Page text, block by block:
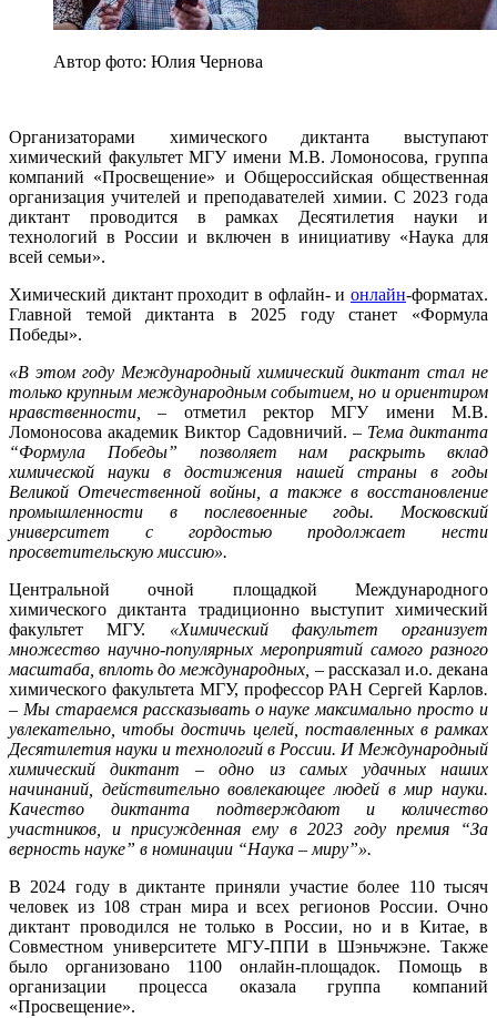
Автор фото: Юлия Чернова
Организаторами химического диктанта выступают
химический факультет МГУ имени М.В. Ломоносова, группа
компаний «Просвещение» и Общероссийская общественная
организация учителей и преподавателей химии. С 2023 года
диктант проводится в рамках Десятилетия науки и
технологий в России и включен в инициативу «Наука для
всей семьи».
Химический диктант проходит в офлайн- и онлайн-форматах.
Главной темой диктанта в 2025 году станет «Формула
Победы».
«В этом году Международный химический диктант стал не
только крупным международным событием, но и ориентиром
нравственности,
– отметил ректор МГУ имени М.В.
Ломоносова академик Виктор Садовничий. – Тема диктанта
“Формула Победы” позволяет нам раскрыть вклад
химической науки в достижения нашей страны в годы
Великой Отечественной войны, а также в восстановление
промышленности в послевоенные годы. Московский
университет с гордостью продолжает нести
просветительскую миссию».
Центральной очной площадкой Международного
химического диктанта традиционно выступит химический
факультет МГУ. «Химический факультет организует
множество научно-популярных мероприятий самого разного
масштаба, вплоть до международных, – рассказал и.о. декана
химического факультета МГУ, профессор РАН Сергей Карлов.
– Мы стараемся рассказывать о науке максимально просто и
увлекательно, чтобы достичь целей, поставленных в рамках
Десятилетия науки и технологий в России. И Международный
химический диктант – одно из самых удачных наших
начинаний, действительно вовлекающее людей в мир науки.
Качество диктанта подтверждают и количество
участников, и присужденная ему в 2023 году премия “За
верность науке” в номинации “Наука – миру”».
В 2024 году в диктанте приняли участие более 110 тысяч
человек из 108 стран мира и всех регионов России. Очно
диктант проводился не только в России, но и в Китае, в
Совместном университете МГУ-ППИ в Шэньчжэне. Также
было организовано 1100 онлайн-площадок. Помощь в
организации процесса оказала группа компаний
«Просвещение».